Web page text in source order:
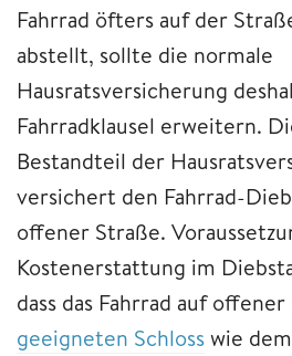
Fahrrad öfters auf der
abstellt, sollte die normale
Hausratsversicherung
Fahrradklausel erweitern.
Bestandteil der
versichert den Fahrrad-
offener Straße.
Kostenerstattung im
dass das Fahrrad auf
geeigneten Schlosswie